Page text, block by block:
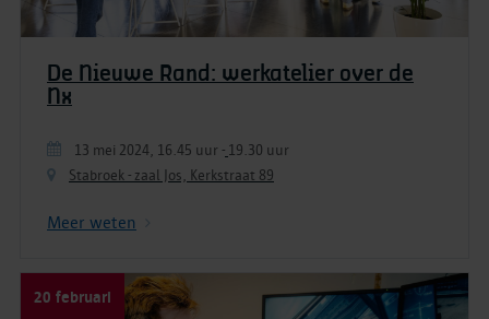
De Nieuwe Rand: werkatelier over de
Nx
13 mei 2024, 16.45 uur - 19.30 uur
Stabroek - zaal Jos, Kerkstraat 89
Meer weten
20 februari